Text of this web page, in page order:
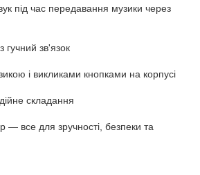
під час передавання музики через
гучний зв'язок
і викликами кнопками на корпусі
складання
— все для зручності, безпеки та